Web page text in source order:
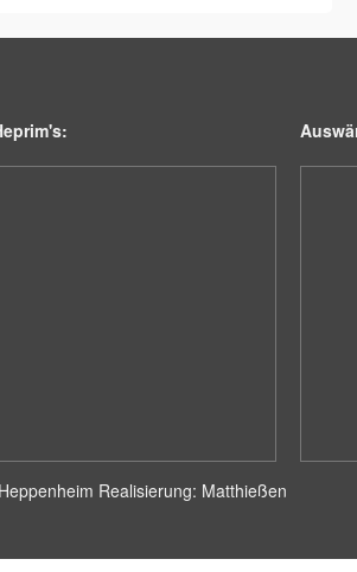
Realisierung: Matthießen